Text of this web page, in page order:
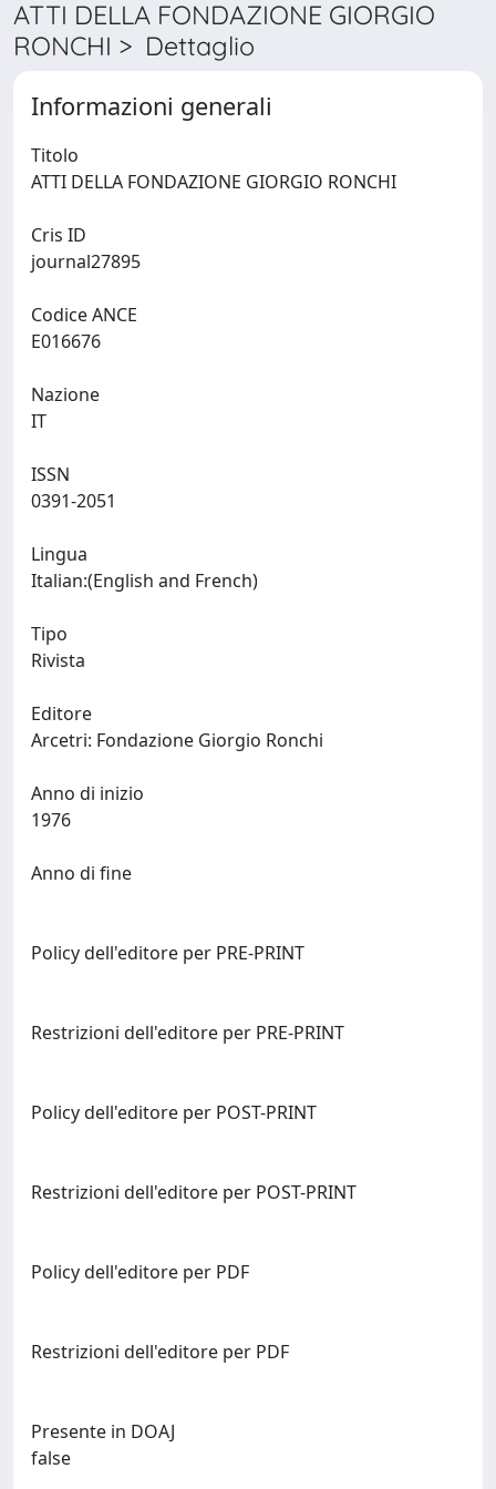
ATTI DELLA FONDAZIONE GIORGIO
RONCHI > Dettaglio
Informazioni generali
Titolo
Cris ID
Codice ANCE
Nazione
ISSN
Lingua
Tipo
Rivista
Editore
Anno di inizio
Anno di fine
Policy dell'editore per PRE-PRINT
Restrizioni dell'editore per PRE-PRINT
Policy dell'editore per POST-PRINT
Restrizioni dell'editore per POST-PRINT
Policy dell'editore per PDF
Restrizioni dell'editore per PDF
Presente in DOAJ